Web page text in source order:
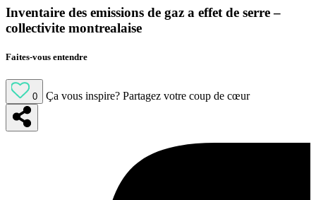
Inventaire des emissions de gaz a effet de serre –
collectivite montrealaise
Faites-vous entendre
0 Ça vous inspire? Partagez votre coup de cœur